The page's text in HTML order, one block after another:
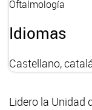
Oftalmología
Idiomas
Castellano,
Lidero la Unidad